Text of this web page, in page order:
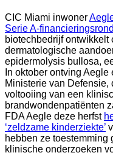
CIC Miami inwoner
Serie A-
biotechbedrijf
dermatologische
epidermolysis bullosa,
In oktober ontving Aegle
Ministerie van
voltooiing van een
brandwondenpatiënten
FDA Aegle deze herfst
‘zeldzame kinderziekte’
hebben ze toestemming
klinische onderzoeken